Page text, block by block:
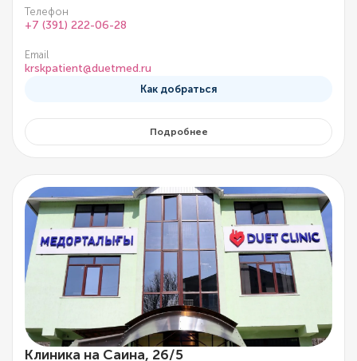
Телефон
+7 (391) 222-06-28
Email
krskpatient@duetmed.ru
Как добраться
Подробнее
Клиника на Саина, 26/5